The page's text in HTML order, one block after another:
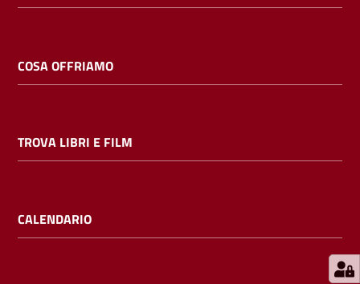
Bambini
E
l
i
COSA OFFRIAMO
TROVA LIBRI E FILM
CALENDARIO